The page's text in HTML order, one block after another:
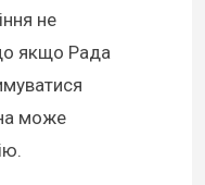
не
якщо Рада
може